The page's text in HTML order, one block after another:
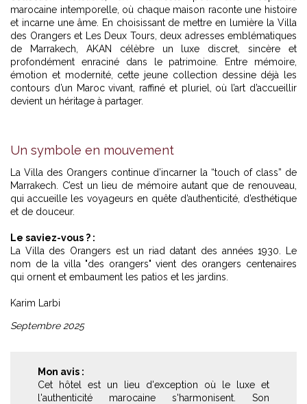
marocaine intemporelle, où chaque maison raconte une histoire
et incarne une âme. En choisissant de mettre en lumière la Villa
des Orangers et Les Deux Tours, deux adresses emblématiques
de Marrakech, AKAN célèbre un luxe discret, sincère et
profondément enraciné dans le patrimoine. Entre mémoire,
émotion et modernité, cette jeune collection dessine déjà les
contours d’un Maroc vivant, raffiné et pluriel, où l’art d’accueillir
devient un héritage à partager.
Un symbole en mouvement
La Villa des Orangers continue d’incarner la “touch of class” de
Marrakech. C’est un lieu de mémoire autant que de renouveau,
qui accueille les voyageurs en quête d’authenticité, d’esthétique
et de douceur.
Le saviez-vous ? :
La Villa des Orangers est un riad datant des années 1930. Le
nom de la villa "des orangers" vient des orangers centenaires
qui ornent et embaument les patios et les jardins.
Karim Larbi
Septembre 2025
Mon avis :
Cet hôtel est un lieu d'exception où le luxe et
l'authenticité marocaine s'harmonisent. Son